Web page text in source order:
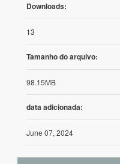
Downloads:
13
Tamanho do arquivo:
98.15MB
data adicionada:
June 07, 2024